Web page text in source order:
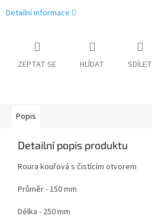
Detailní informace
ZEPTAT SE HLÍDAT SDÍLET
Popis
Detailní popis produktu
Roura kouřová s čistícím otvorem
Průměr - 150 mm
Délka - 250 mm